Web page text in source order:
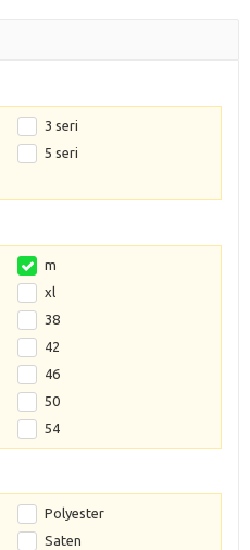
3 seri
5 seri
m
xl
38
42
46
50
54
Polyester
Saten